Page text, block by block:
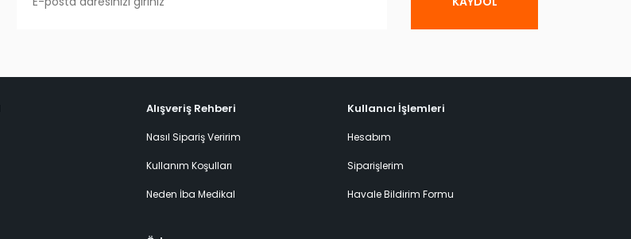
Alışveriş Rehberi
Nasıl Sipariş Veririm
Kullanım Koşulları
Neden İba Medikal
Kullanıcı İşlemleri
Hesabım
Siparişlerim
Havale Bildirim Formu